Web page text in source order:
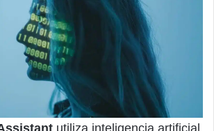
utiliza inteligencia artificial